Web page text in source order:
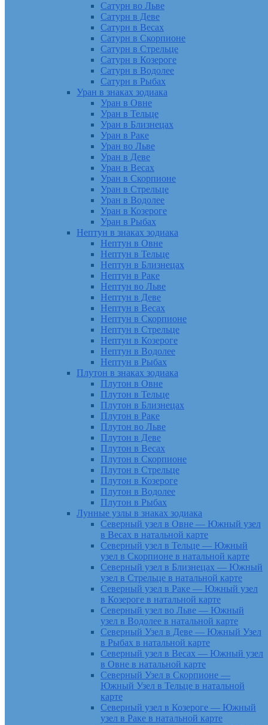
Сатурн во Льве
Сатурн в Деве
Сатурн в Весах
Сатурн в Скорпионе
Сатурн в Стрельце
Сатурн в Козероге
Сатурн в Водолее
Сатурн в Рыбах
Уран в знаках зодиака
Уран в Овне
Уран в Тельце
Уран в Близнецах
Уран в Раке
Уран во Льве
Уран в Деве
Уран в Весах
Уран в Скорпионе
Уран в Стрельце
Уран в Водолее
Уран в Козероге
Уран в Рыбах
Нептун в знаках зодиака
Нептун в Овне
Нептун в Тельце
Нептун в Близнецах
Нептун в Раке
Нептун во Льве
Нептун в Деве
Нептун в Весах
Нептун в Скорпионе
Нептун в Стрельце
Нептун в Козероге
Нептун в Водолее
Нептун в Рыбах
Плутон в знаках зодиака
Плутон в Овне
Плутон в Тельце
Плутон в Близнецах
Плутон в Раке
Плутон во Льве
Плутон в Деве
Плутон в Весах
Плутон в Скорпионе
Плутон в Стрельце
Плутон в Козероге
Плутон в Водолее
Плутон в Рыбах
Лунные узлы в знаках зодиака
Северный узел в Овне — Южный узел
в Весах в натальной карте
Северный узел в Тельце — Южный
узел в Скорпионе в натальной карте
Северный узел в Близнецах — Южный
узел в Стрельце в натальной карте
Северный узел в Раке — Южный узел
в Козероге в натальной карте
Северный узел во Льве — Южный
узел в Водолее в натальной карте
Северный Узел в Деве — Южный Узел
в Рыбах в натальной карте
Северный узел в Весах — Южный узел
в Овне в натальной карте
Северный Узел в Скорпионе —
Южный Узел в Тельце в натальной
карте
Северный узел в Козероге — Южный
узел в Раке в натальной карте